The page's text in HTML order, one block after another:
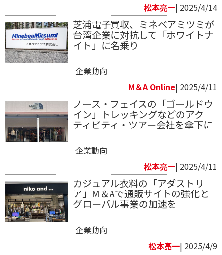
松本亮一| 2025/4/14
芝浦電子買収、ミネベアミツミが
台湾企業に対抗して「ホワイトナ
イト」に名乗り
企業動向
M＆A Online| 2025/4/11
ノース・フェイスの「ゴールドウ
イン」トレッキングなどのアク
ティビティ・ツアー会社を傘下に
企業動向
松本亮一| 2025/4/11
カジュアル衣料の「アダストリ
ア」M＆Aで通販サイトの強化と
グローバル事業の加速を
企業動向
松本亮一| 2025/4/9